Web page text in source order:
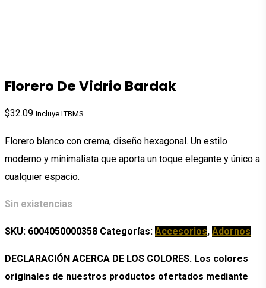
Florero De Vidrio Bardak
$32.09 Incluye ITBMS.
Florero blanco con crema, diseño hexagonal. Un estilo
moderno y minimalista que aporta un toque elegante y único a
cualquier espacio.
Sin existencias
SKU: 6004050000358 Categorías: Accesorios, Adornos
DECLARACIÓN ACERCA DE LOS COLORES. Los colores
originales de nuestros productos ofertados mediante